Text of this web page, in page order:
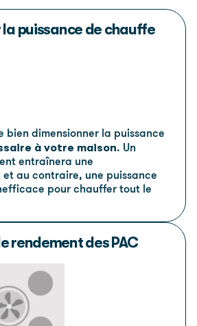
la puissance de chauffe
bien dimensionner la puissance
à votre maison. Un
entraînera une
et au contraire, une puissance
pour chauffer tout le
rendement des PAC